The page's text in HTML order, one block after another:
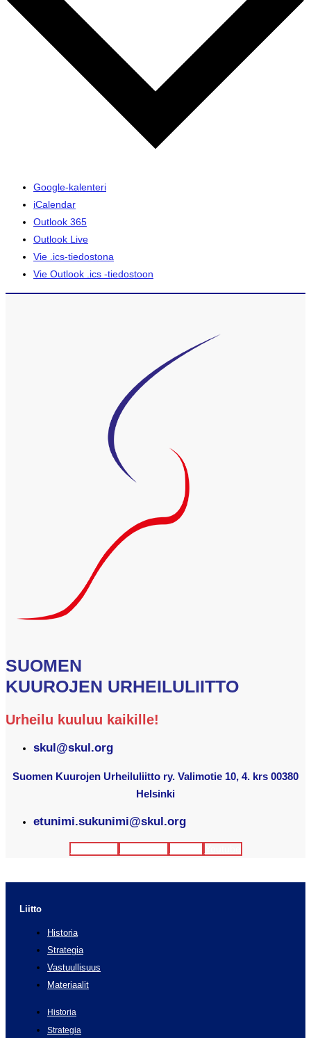
Google-kalenteri
iCalendar
Outlook 365
Outlook Live
Vie .ics-tiedostona
Vie Outlook .ics -tiedostoon
SUOMEN
KUUROJEN URHEILULIITTO
Urheilu kuuluu kaikille!
skul@skul.org
Suomen Kuurojen Urheiluliitto ry. Valimotie 10, 4. krs 00380
Helsinki
etunimi.sukunimi@skul.org
Liitto
Historia
Strategia
Vastuullisuus
Materiaalit
Historia
Strategia